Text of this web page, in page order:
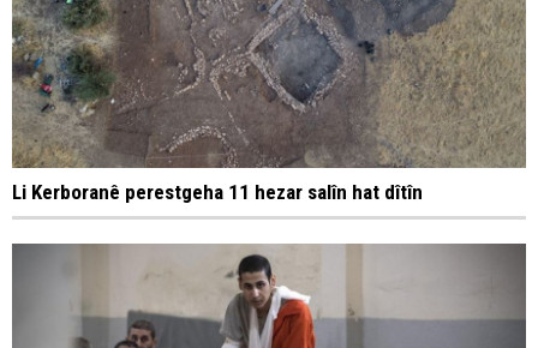
Li Kerboranê perestgeha 11 hezar salîn hat dîtîn